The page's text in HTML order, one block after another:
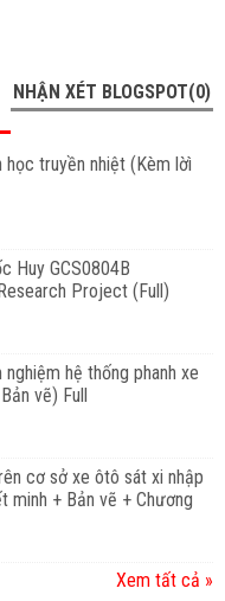
NHẬN XÉT BLOGSPOT(0)
truyền nhiệt (Kèm lờì
Huy GCS0804B
Project (Full)
hệ thống phanh xe
vẽ) Full
cơ sở xe ôtô sát xi nhập
minh + Bản vẽ + Chương
Xem tất cả »